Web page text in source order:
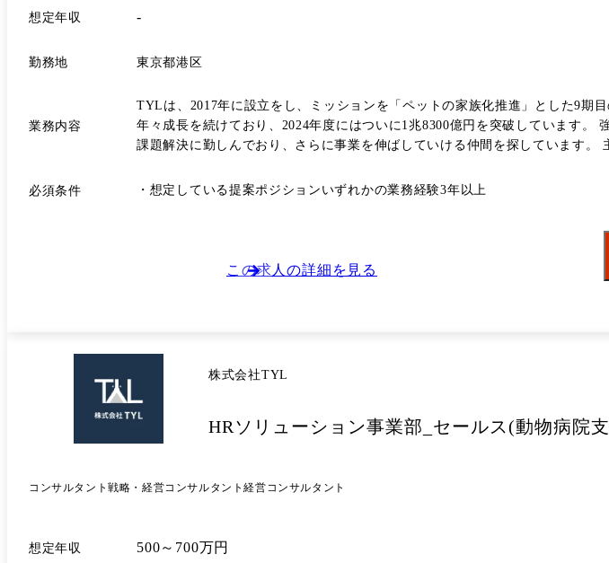
想定年収 -
勤務地 東京都港区
業務内容
TYLは、2017年に設立をし、ミッションを「ペットの家族化推進」とした9期
年々成長を続けており、2024年度にはついに1兆8300億円を突破しています
課題解決に勤しんでおり、さらに事業を伸ばしていける仲間を探しています。 主に動物病院・畜産業界を顧客として、弊社が展開している各種サービスのセールスを担当して
工領域、新規領域) ・セールス(動物病院支援領域、畜産加工領域) ・HR支援コンサルタン
ービス ・アニマルジョブ:業界最大級の獣医師・動物看護師・トリマー・ペッ
ベント ・アニマルジョブ学生版:動物医療 / ペット美容業界の就職情報誌・
職サイト ・フレッシュジョブフェスタ:第一次産業(畜産・農業)に専門特化し
必須条件 ・想定している提案ポジションいずれかの業務経験3年以上
この求人の詳細を見る
株式会社TYL
HRソリューション事業部_セールス(動物病院
コンサルタント戦略・経営コンサルタント経営コンサルタント
想定年収 500～700万円